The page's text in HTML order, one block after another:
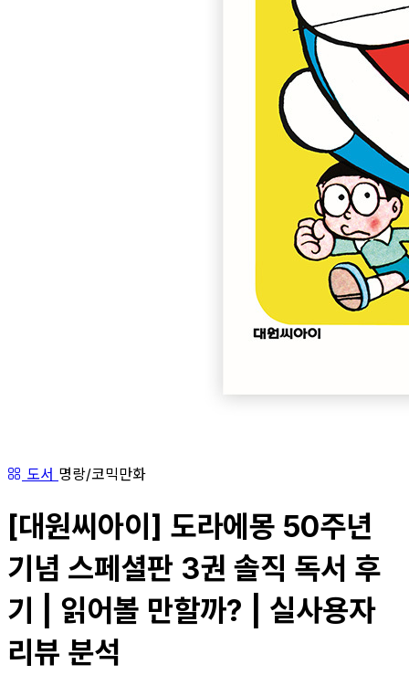
도서 명랑/코믹만화
[대원씨아이] 도라에몽 50주년
기념 스페셜판 3권 솔직 독서 후
기 | 읽어볼 만할까? | 실사용자
리뷰 분석